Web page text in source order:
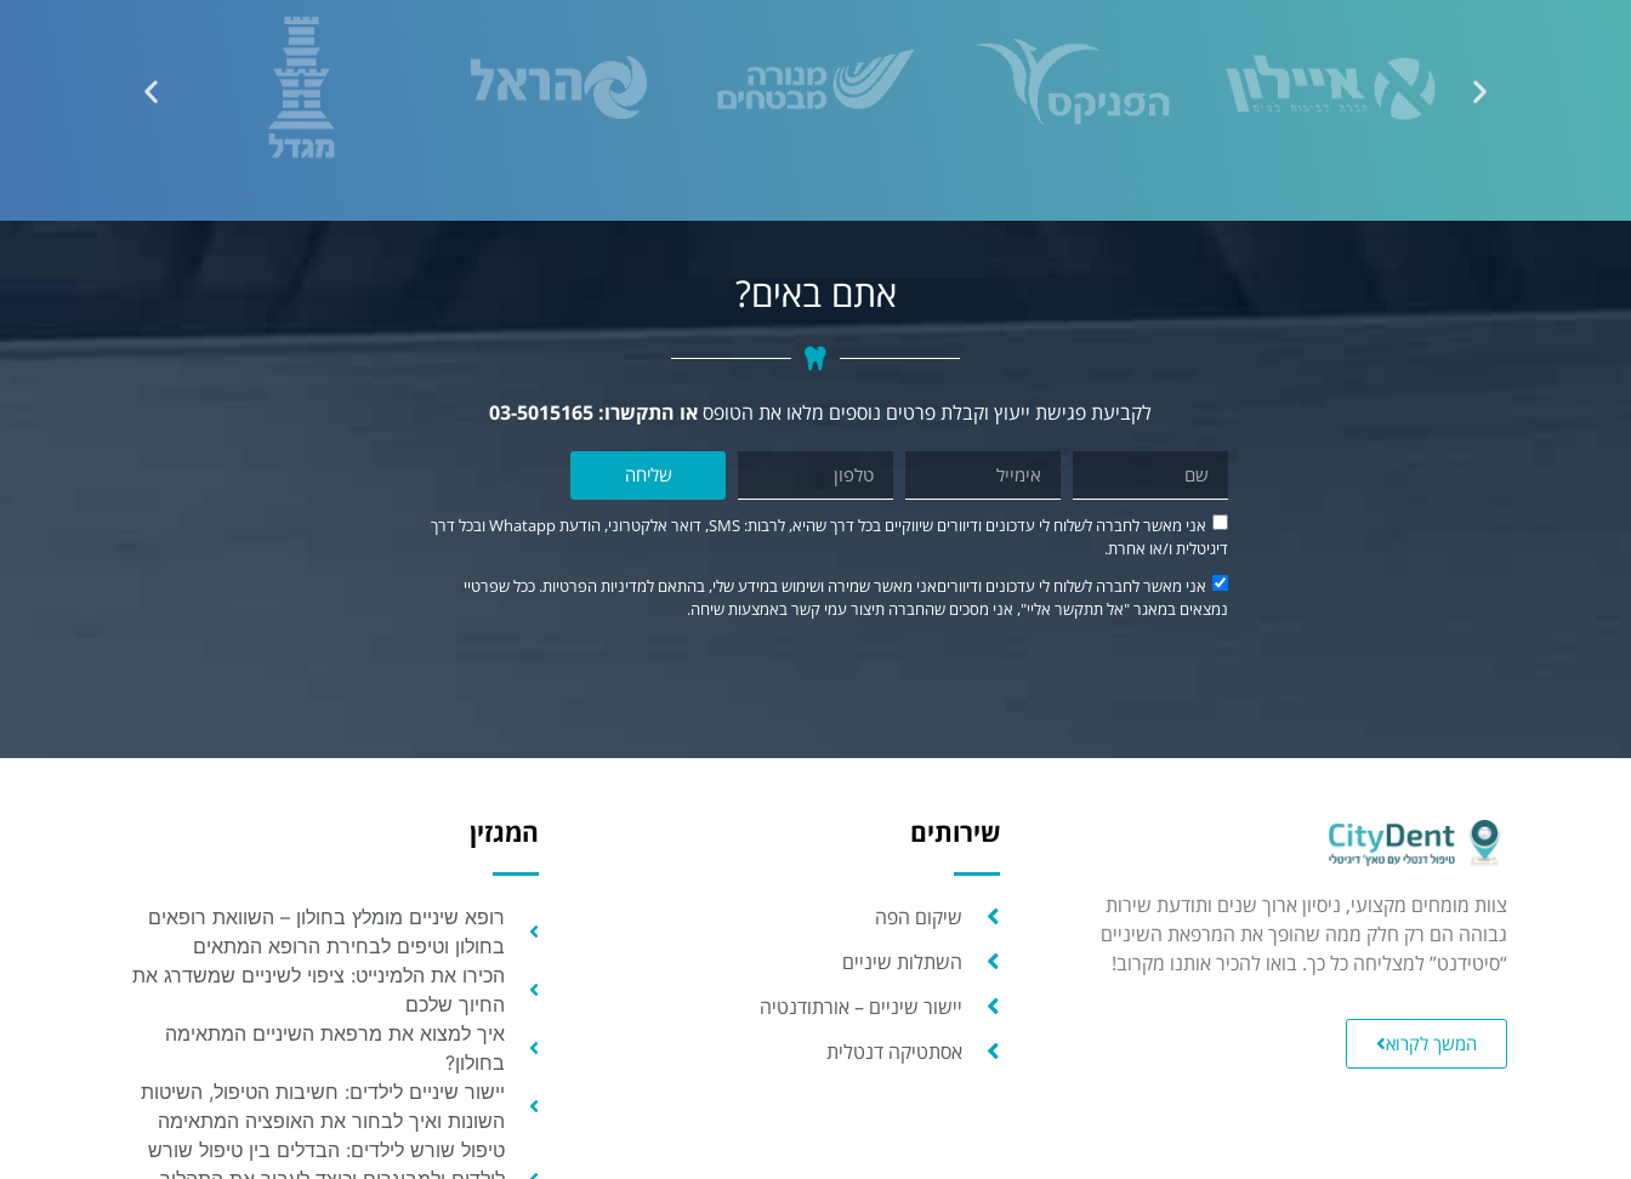
אתם באים?
לקביעת פגישת ייעוץ וקבלת פרטים נוספים מלאו את הטופסאו התקשרו: 03-5015165
אני מאשר לחברה לשלוח לי עדכונים ודיוורים שיווקיים בכל דרך שהיא, לרבות: SMS, דואר אלקטרוני, הודעת Whatapp ובכל דרך
דיגיטלית ו/או אחרת.
אני מאשר לחברה לשלוח לי עדכונים ודיווריםאני מאשר שמירה ושימוש במידע שלי, בהתאם למדיניות הפרטיות. ככל שפרטיי
נמצאים במאגר "אל תתקשר אליי", אני מסכים שהחברה תיצור עמי קשר באמצעות שיחה.
שליחה
צוות מומחים מקצועי, ניסיון ארוך שנים ותודעת שירות
גבוהה הם רק חלק ממה שהופך את המרפאת השיניים
“סיטידנט” למצליחה כל כך. בואו להכיר אותנו מקרוב!
המשך לקרוא
שירותים
שיקום הפה
השתלות שיניים
יישור שיניים – אורתודנטיה
אסתטיקה דנטלית
המגזין
רופא שיניים מומלץ בחולון – השוואת רופאים
בחולון וטיפים לבחירת הרופא המתאים
הכירו את הלמינייט: ציפוי לשיניים שמשדרג את
החיוך שלכם
איך למצוא את מרפאת השיניים המתאימה
בחולון?
יישור שיניים לילדים: חשיבות הטיפול, השיטות
השונות ואיך לבחור את האופציה המתאימה
טיפול שורש לילדים: הבדלים בין טיפול שורש